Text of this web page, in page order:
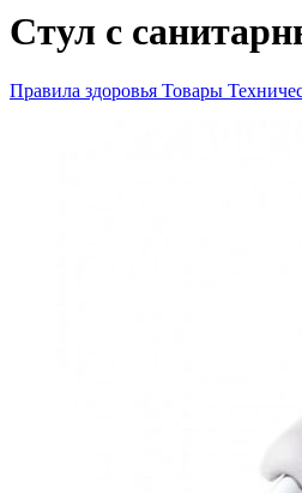
Стул с
Правила здоровья Товары